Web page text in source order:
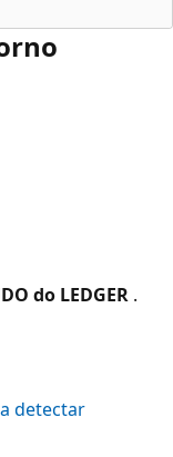
do LEDGER .
detectar